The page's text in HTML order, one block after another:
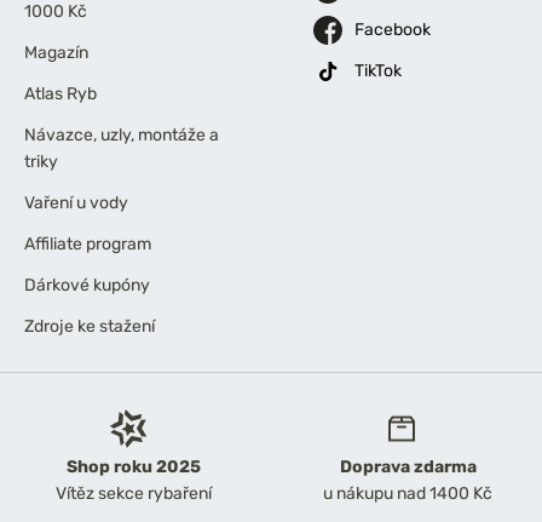
Shop roku 2025
Vítěz sekce rybaření
Doprava zdarma
u nákupu nad 1400 Kč
1000 Kč
Magazín
Atlas Ryb
Návazce, uzly, montáže a
triky
Vaření u vody
Affiliate program
Dárkové kupóny
Zdroje ke stažení
Facebook
TikTok